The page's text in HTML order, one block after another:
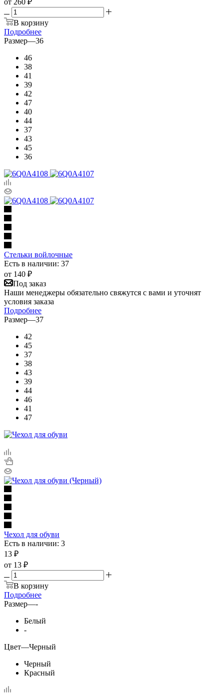
В корзину
Подробнее
Размер—36
46
38
41
39
42
47
40
44
37
43
45
36
Стельки войлочные
Есть в наличии: 37
от 140 ₽
Под заказ
Наши менеджеры обязательно свяжутся с вами и уточнят
условия заказа
Подробнее
Размер—37
42
45
37
38
43
39
44
46
41
47
Чехол для обуви
Есть в наличии: 3
13 ₽
от 13 ₽
В корзину
Подробнее
Размер—-
Белый
-
Цвет—Черный
Черный
Красный